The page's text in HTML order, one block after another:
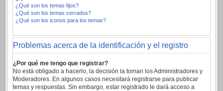
¿Qué son los temas fijos?
¿Qué son los temas cerrados?
¿Qué son los iconos para los temas?
Problemas acerca de la identificación y el registro
¿Por qué me tengo que registrar?
No está obligado a hacerlo, la decisión la toman los Administradores y
Moderadores. En algunos casos necesitará registrarse para publicar
temas y respuestas. Sin embargo, estar registrado le dará acceso a